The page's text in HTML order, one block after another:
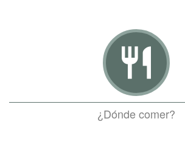
restaurant
¿Dónde comer?